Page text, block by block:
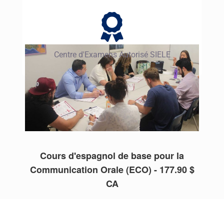
Centre d'Examens Autorisé SIELE
Cours d'espagnol de base pour la
Communication Orale (ECO) - 177.90 $
CA